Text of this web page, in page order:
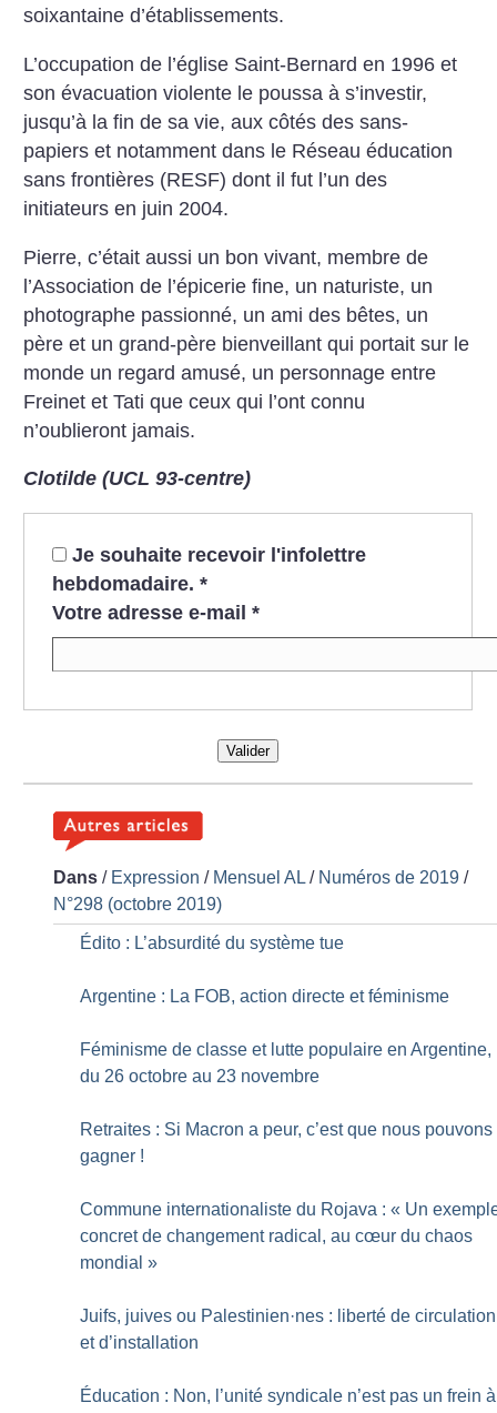
soixantaine d’établissements.
L’occupation de l’église Saint-Bernard en 1996 et
son évacuation violente le poussa à s’investir,
jusqu’à la fin de sa vie, aux côtés des sans-
papiers et notamment dans le Réseau éducation
sans frontières (RESF) dont il fut l’un des
initiateurs en juin 2004.
Pierre, c’était aussi un bon vivant, membre de
l’Association de l’épicerie fine, un naturiste, un
photographe passionné, un ami des bêtes, un
père et un grand-père bienveillant qui portait sur le
monde un regard amusé, un personnage entre
Freinet et Tati que ceux qui l’ont connu
n’oublieront jamais.
Clotilde (UCL 93-centre)
Je souhaite recevoir l'infolettre
hebdomadaire. *
Votre adresse e-mail *
Valider
Dans / Expression / Mensuel AL / Numéros de 2019 /
N°298 (octobre 2019)
Édito : L’absurdité du système tue
Argentine : La FOB, action directe et féminisme
Féminisme de classe et lutte populaire en Argentine,
du 26 octobre au 23 novembre
Retraites : Si Macron a peur, c’est que nous pouvons
gagner !
Commune internationaliste du Rojava : « Un
concret de changement radical, au cœur du chaos
mondial »
Juifs, juives ou Palestinien·nes : liberté de circulation
et d’installation
Éducation : Non, l’unité syndicale n’est pas un frein à